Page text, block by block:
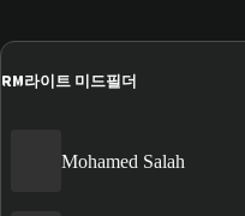
RM라이트 미드필더
Mohamed Salah